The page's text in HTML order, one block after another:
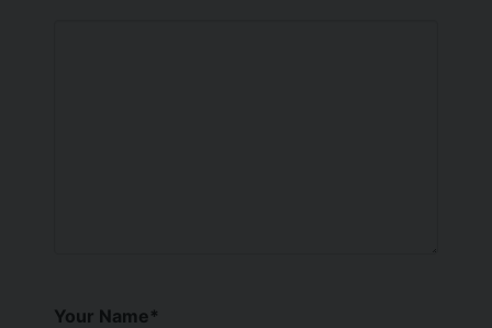
Your Name*